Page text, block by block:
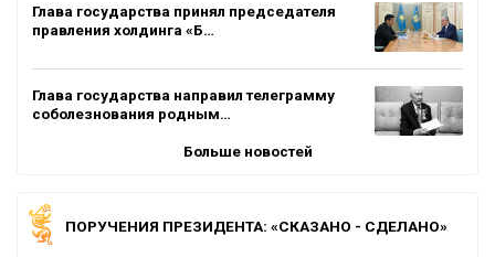
Глава государства принял председателя
правления холдинга «Б…
Глава государства направил телеграмму
соболезнования родным…
Больше новостей
ПОРУЧЕНИЯ ПРЕЗИДЕНТА: «СКАЗАНО - СДЕЛАНО»